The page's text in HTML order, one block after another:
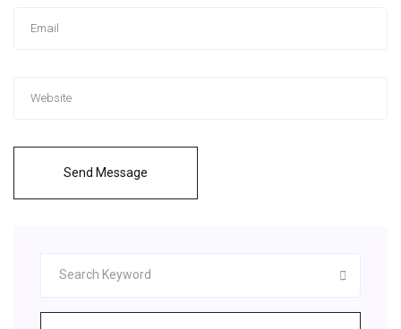
Send Message